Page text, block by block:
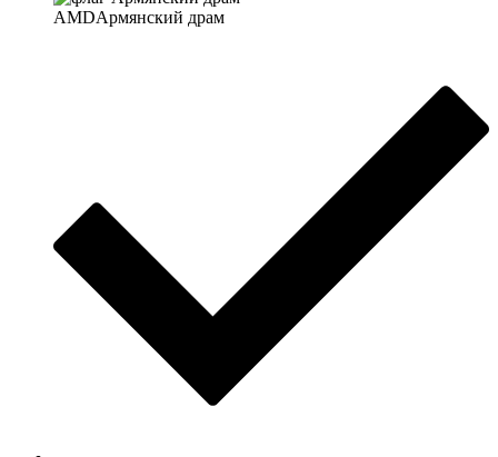
AMDАрмянский драм